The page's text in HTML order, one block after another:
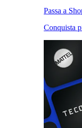
Passa a
Conquista